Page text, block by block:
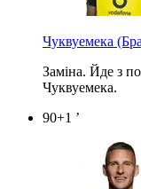
Чуквуемека
Заміна. Йде з
Чуквуемека.
90+1 ’